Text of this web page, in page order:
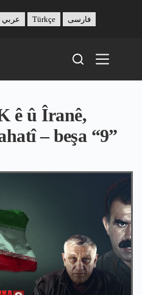
عربي Türkçe فارسی
ê û Îranê,
– beşa “9”